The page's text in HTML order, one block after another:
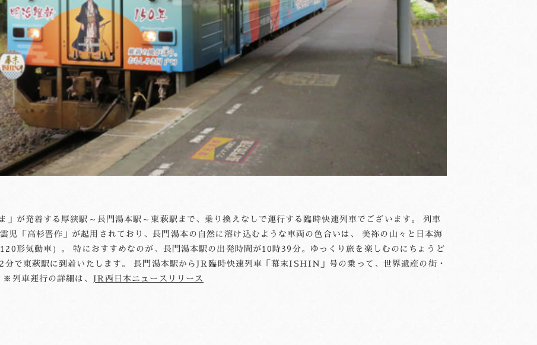
」が発着する厚狭駅～長門湯本駅～東萩駅まで、乗り換えなしで運行する臨時快速列車でございます。 列車
児「高杉晋作」が起用されており、長門湯本の自然に溶け込むような車両の色合いは、 美祢の山々と日本海
形気動車）。 特におすすめなのが、長門湯本駅の出発時間が10時39分。ゆっくり旅を楽しむのにちょうど
分で東萩駅に到着いたします。 長門湯本駅からJR臨時快速列車「幕末ISHIN」号の乗って、世界遺産の街・
列車運行の詳細は、 JR西日本ニュースリリース